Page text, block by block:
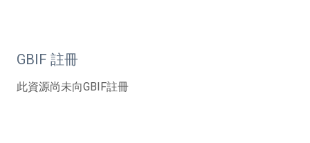
GBIF 註冊
此資源尚未向GBIF註冊